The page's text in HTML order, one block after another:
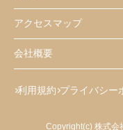
アクセスマップ
会社概要
利用規約 プライバシー
Copyright(c) 株式会